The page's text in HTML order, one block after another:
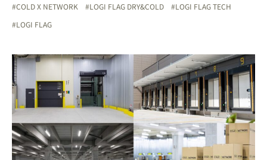
COLD X NETWORK
LOGI FLAG DRY&COLD
LOGI FLAG TECH
LOGI FLAG